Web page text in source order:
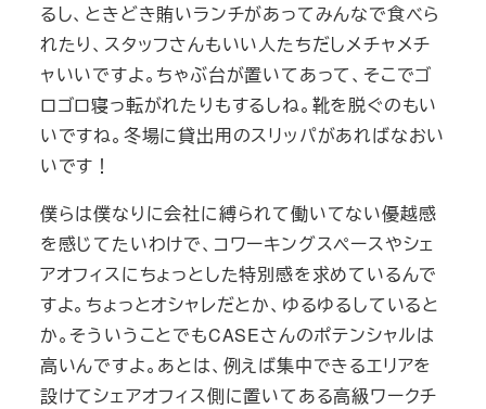
るし、ときどき賄いランチがあってみんなで食べら
れたり、スタッフさんもいい人たちだしメチャメチ
ャいいですよ。ちゃぶ台が置いてあって、そこでゴ
ロゴロ寝っ転がれたりもするしね。靴を脱ぐのもい
いですね。冬場に貸出用のスリッパがあればなおい
いです！
僕らは僕なりに会社に縛られて働いてない優越感
を感じてたいわけで、コワーキングスペースやシェ
アオフィスにちょっとした特別感を求めているんで
すよ。ちょっとオシャレだとか、ゆるゆるしていると
か。そういうことでもCASEさんのポテンシャルは
高いんですよ。あとは、例えば集中できるエリアを
設けてシェアオフィス側に置いてある高級ワークチ